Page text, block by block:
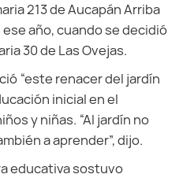
213 de Aucapán Arriba
año, cuando se decidió
30 de Las Ovejas.
“este renacer del jardín
inicial en el
y niñas. “Al jardín no
a aprender”, dijo.
educativa sostuvo